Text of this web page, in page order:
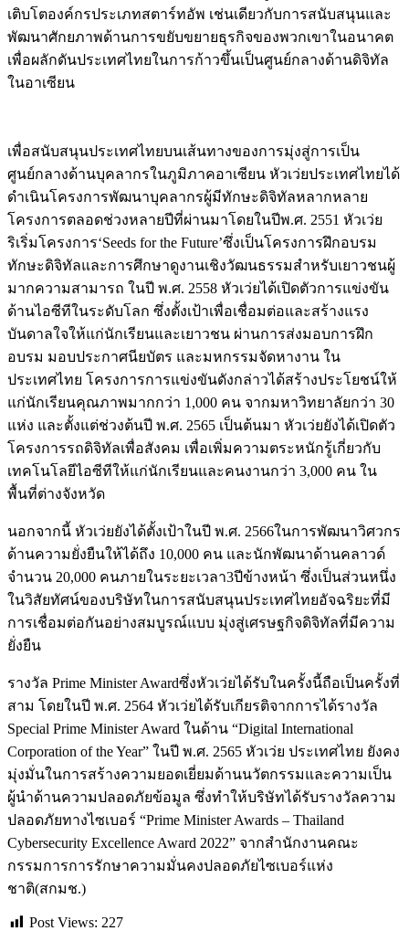
เติบโตองค์กรประเภทสตาร์ทอัพ เช่นเดียวกับการสนับสนุนและ
พัฒนาศักยภาพด้านการขยับขยายธุรกิจของพวกเขาในอนาคต
เพื่อผลักดันประเทศไทยในการก้าวขึ้นเป็นศูนย์กลางด้านดิจิทัล
ในอาเซียน
เพื่อสนับสนุนประเทศไทยบนเส้นทางของการมุ่งสู่การเป็น
ศูนย์กลางด้านบุคลากรในภูมิภาคอาเซียน หัวเว่ยประเทศไทยได้
ดำเนินโครงการพัฒนาบุคลากรผู้มีทักษะดิจิทัลหลากหลาย
โครงการตลอดช่วงหลายปีที่ผ่านมาโดยในปีพ.ศ. 2551 หัวเว่ย
ริเริ่มโครงการ‘Seeds for the Future’ซึ่งเป็นโครงการฝึกอบรม
ทักษะดิจิทัลและการศึกษาดูงานเชิงวัฒนธรรมสำหรับเยาวชนผู้
มากความสามารถ ในปี พ.ศ. 2558 หัวเว่ยได้เปิดตัวการแข่งขัน
ด้านไอซีทีในระดับโลก ซึ่งตั้งเป้าเพื่อเชื่อมต่อและสร้างแรง
บันดาลใจให้แก่นักเรียนและเยาวชน ผ่านการส่งมอบการฝึก
อบรม มอบประกาศนียบัตร และมหกรรมจัดหางาน ใน
ประเทศไทย โครงการการแข่งขันดังกล่าวได้สร้างประโยชน์ให้
แก่นักเรียนคุณภาพมากกว่า 1,000 คน จากมหาวิทยาลัยกว่า 30
แห่ง และตั้งแต่ช่วงต้นปี พ.ศ. 2565 เป็นต้นมา หัวเว่ยยังได้เปิดตัว
โครงการรถดิจิทัลเพื่อสังคม เพื่อเพิ่มความตระหนักรู้เกี่ยวกับ
เทคโนโลยีไอซีทีให้แก่นักเรียนและคนงานกว่า 3,000 คน ใน
พื้นที่ต่างจังหวัด
นอกจากนี้ หัวเว่ยยังได้ตั้งเป้าในปี พ.ศ. 2566ในการพัฒนาวิศวกร
ด้านความยั่งยืนให้ได้ถึง 10,000 คน และนักพัฒนาด้านคลาวด์
จำนวน 20,000 คนภายในระยะเวลา3ปีข้างหน้า ซึ่งเป็นส่วนหนึ่ง
ในวิสัยทัศน์ของบริษัทในการสนับสนุนประเทศไทยอัจฉริยะที่มี
การเชื่อมต่อกันอย่างสมบูรณ์แบบ มุ่งสู่เศรษฐกิจดิจิทัลที่มีความ
ยั่งยืน
รางวัล Prime Minister Awardซึ่งหัวเว่ยได้รับในครั้งนี้ถือเป็นครั้งที่
สาม โดยในปี พ.ศ. 2564 หัวเว่ยได้รับเกียรติจากการได้รางวัล
Special Prime Minister Award ในด้าน “Digital International
Corporation of the Year” ในปี พ.ศ. 2565 หัวเว่ย ประเทศไทย ยังคง
มุ่งมั่นในการสร้างความยอดเยี่ยมด้านนวัตกรรมและความเป็น
ผู้นำด้านความปลอดภัยข้อมูล ซึ่งทำให้บริษัทได้รับรางวัลความ
ปลอดภัยทางไซเบอร์ “Prime Minister Awards – Thailand
Cybersecurity Excellence Award 2022” จากสำนักงานคณะ
กรรมการการรักษาความมั่นคงปลอดภัยไซเบอร์แห่ง
ชาติ(สกมช.)
Post Views: 227